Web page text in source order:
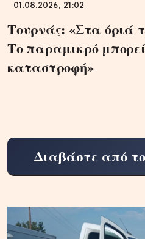
01.08.2026, 21:02
Τουρνάς: «Στα όριά
Το παραμικρό
καταστροφή»
Διαβάστε από το